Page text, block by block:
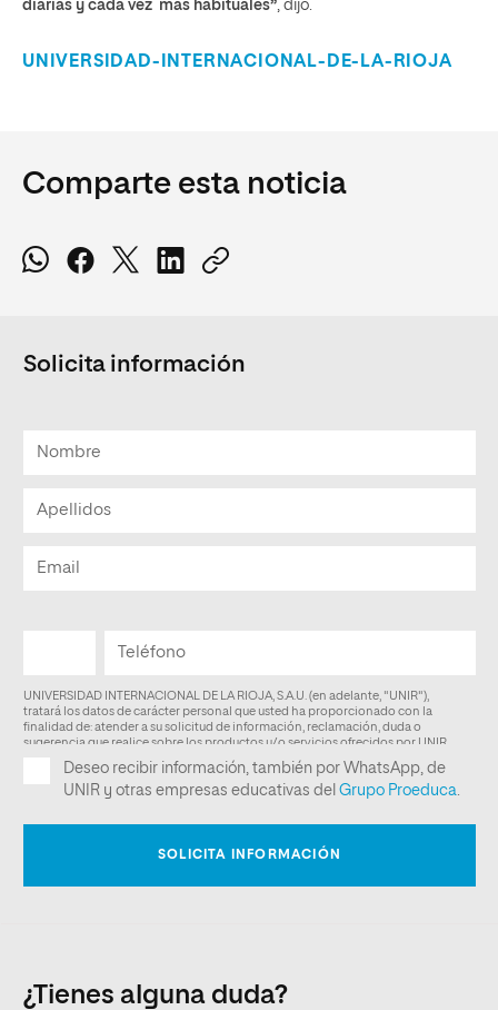
diarias y cada vez más habituales” , dijo.
UNIVERSIDAD-INTERNACIONAL-DE-LA-RIOJA
Comparte esta noticia
Solicita información
¿Tienes alguna duda?